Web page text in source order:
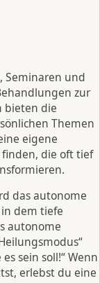
Seminaren und
zur
bieten die
Themen
eigene
die oft tief
das autonome
dem tiefe
autonome
sein soll!“ Wenn
erlebst du eine